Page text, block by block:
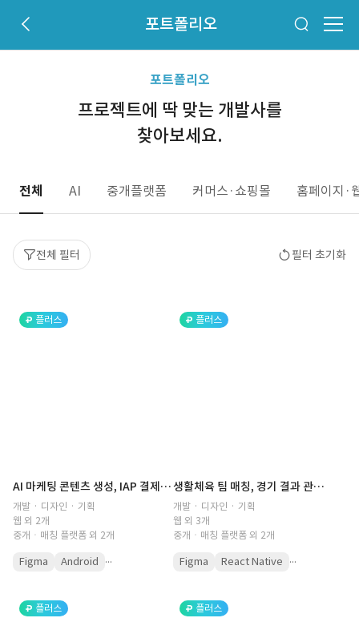
포트폴리오
포트폴리오
프로젝트에 딱 맞는 개발사를
찾아보세요.
전체 AI 중개플랫폼 커머스·쇼핑몰 홈페이지·
전체 필터 필터 초기화
플러스
AI 마케팅 콘텐츠 생성, IAP 결제, 소셜 공유를 지원하는 마케팅 앱 개발
개발 · 디자인 · 기획
웹 외 2개
중개ㆍ매칭 플랫폼 외 2개
Figma Android ...
플러스
생활체육 팀 매칭, 경기 결과 관리, 랭킹 및 통계 기능을 통합한 지역 기반 스포츠 매칭 플랫폼
개발 · 디자인 · 기획
웹 외 3개
중개ㆍ매칭 플랫폼 외 2개
Figma React Native ...
플러스 플러스